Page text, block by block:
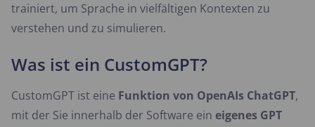
trainiert, um Sprache in vielfältigen Kontexten zu
verstehen und zu simulieren.
Was ist ein CustomGPT?
CustomGPT ist eine Funktion von OpenAIs ChatGPT,
mit der Sie innerhalb der Software ein eigenes GPT